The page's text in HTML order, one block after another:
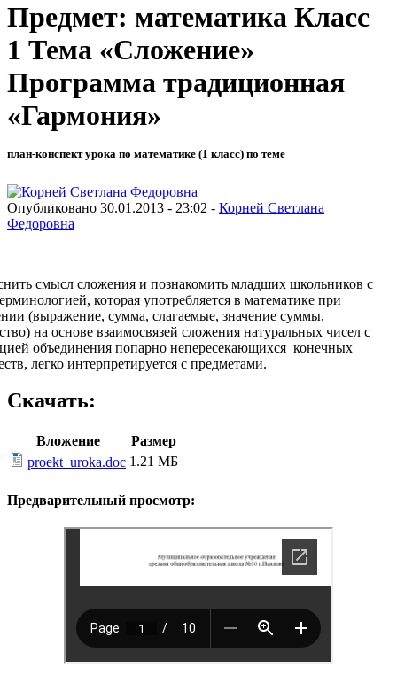
Предмет: математика Класс
1 Тема «Сложение»
Программа традиционная
«Гармония»
план-конспект урока по математике (1 класс) по теме
Опубликовано 30.01.2013 - 23:02 - Корней Светлана
Федоровна
смысл сложения и познакомить младших школьников с
которая употребляется в математике при
(выражение, сумма, слагаемые, значение суммы,
на основе взаимосвязей сложения натуральных чисел с
объединения попарно непересекающихся конечных
легко интерпретируется с предметами.
Скачать:
Вложение
Размер
proekt_uroka.doc 1.21 МБ
Предварительный просмотр: